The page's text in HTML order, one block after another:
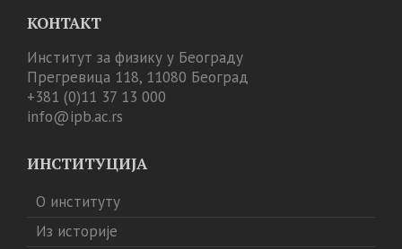
КОНТАКТ
Институт за физику у Београду
Прегревица 118, 11080 Београд
+381 (0)11 37 13 000
info@ipb.ac.rs
ИНСТИТУЦИЈА
О институту
Из историје